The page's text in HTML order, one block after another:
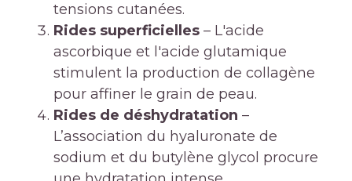
tensions cutanées.
Rides superficielles – L'acide
ascorbique et l'acide glutamique
stimulent la production de collagène
pour affiner le grain de peau.
Rides de déshydratation –
L’association du hyaluronate de
sodium et du butylène glycol procure